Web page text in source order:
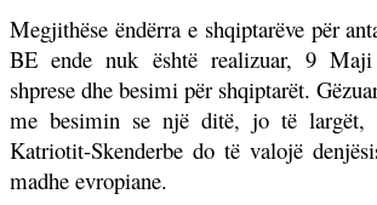
Megjithëse ëndërra e shqiptarëve për
BE ende nuk është realizuar, 9
shprese dhe besimi për shqiptarët.
me besimin se një ditë, jo të
Katriotit-Skenderbe do të valojë
madhe evropiane.